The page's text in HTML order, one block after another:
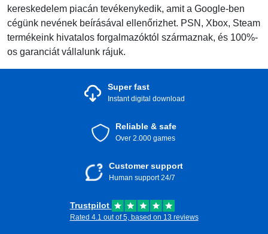
kereskedelem piacán tevékenykedik, amit a Google-ben
cégünk nevének beírásával ellenőrizhet. PSN, Xbox, Steam
termékeink hivatalos forgalmazóktól származnak, és 100%-
os garanciát vállalunk rájuk.
Super fast
Instant digital download
Reliable & safe
Over 2.000 games
Customer support
Human support 24/7
Trustpilot
Rated 4.1 out of 5, based on 13 reviews